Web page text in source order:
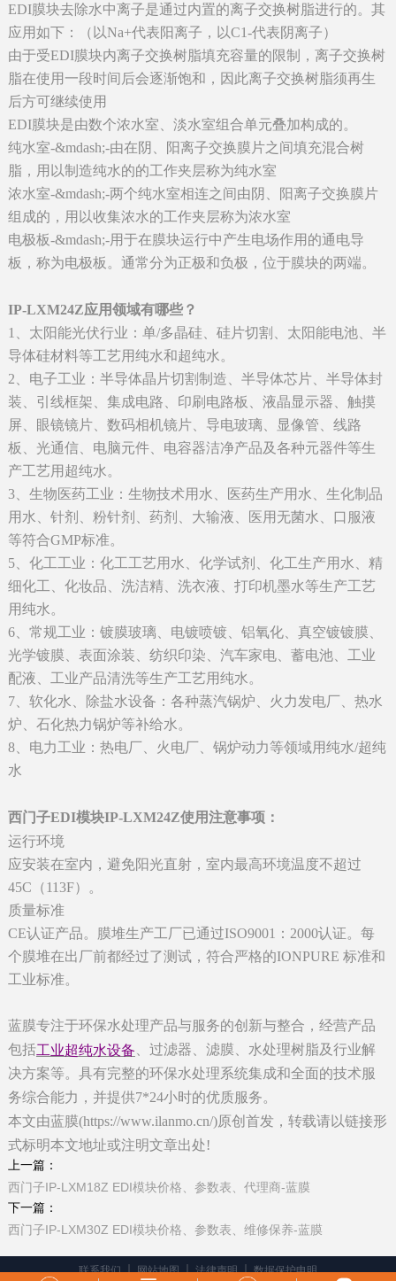
EDI膜块去除水中离子是通过内置的离子交换树脂进行的。其
应用如下：（以Na+代表阳离子，以C1-代表阴离子）
由于受EDI膜块内离子交换树脂填充容量的限制，离子交换树
脂在使用一段时间后会逐渐饱和，因此离子交换树脂须再生
后方可继续使用
EDI膜块是由数个浓水室、淡水室组合单元叠加构成的。
纯水室-&mdash;-由在阴、阳离子交换膜片之间填充混合树
脂，用以制造纯水的的工作夹层称为纯水室
浓水室-&mdash;-两个纯水室相连之间由阴、阳离子交换膜片
组成的，用以收集浓水的工作夹层称为浓水室
电极板-&mdash;-用于在膜块运行中产生电场作用的通电导
板，称为电极板。通常分为正极和负极，位于膜块的两端。
IP-LXM24Z应用领域有哪些？
1、太阳能光伏行业：单/多晶硅、硅片切割、太阳能电池、半
导体硅材料等工艺用纯水和超纯水。
2、电子工业：半导体晶片切割制造、半导体芯片、半导体封
装、引线框架、集成电路、印刷电路板、液晶显示器、触摸
屏、眼镜镜片、数码相机镜片、导电玻璃、显像管、线路
板、光通信、电脑元件、电容器洁净产品及各种元器件等生
产工艺用超纯水。
3、生物医药工业：生物技术用水、医药生产用水、生化制品
用水、针剂、粉针剂、药剂、大输液、医用无菌水、口服液
等符合GMP标准。
5、化工工业：化工工艺用水、化学试剂、化工生产用水、精
细化工、化妆品、洗洁精、洗衣液、打印机墨水等生产工艺
用纯水。
6、常规工业：镀膜玻璃、电镀喷镀、铝氧化、真空镀镀膜、
光学镀膜、表面涂装、纺织印染、汽车家电、蓄电池、工业
配液、工业产品清洗等生产工艺用纯水。
7、软化水、除盐水设备：各种蒸汽锅炉、火力发电厂、热水
炉、石化热力锅炉等补给水。
8、电力工业：热电厂、火电厂、锅炉动力等领域用纯水/超纯
水
西门子EDI模块IP-LXM24Z使用注意事项：
运行环境
应安装在室内，避免阳光直射，室内最高环境温度不超过
45C（113F）。
质量标准
CE认证产品。膜堆生产工厂已通过ISO9001：2000认证。每
个膜堆在出厂前都经过了测试，符合严格的IONPURE 标准和
工业标准。
蓝膜专注于环保水处理产品与服务的创新与整合，经营产品
包括工业超纯水设备 、过滤器、滤膜、水处理树脂及行业解
决方案等。具有完整的环保水处理系统集成和全面的技术服
务综合能力，并提供7*24小时的优质服务。
本文由蓝膜(https://www.ilanmo.cn/)原创首发，转载请以链接形
式标明本文地址或注明文章出处!
上一篇：
西门子IP-LXM18Z EDI模块价格、参数表、代理商-蓝膜
下一篇：
西门子IP-LXM30Z EDI模块价格、参数表、维修保养-蓝膜
联系我们 网站地图 法律声明 数据保护申明